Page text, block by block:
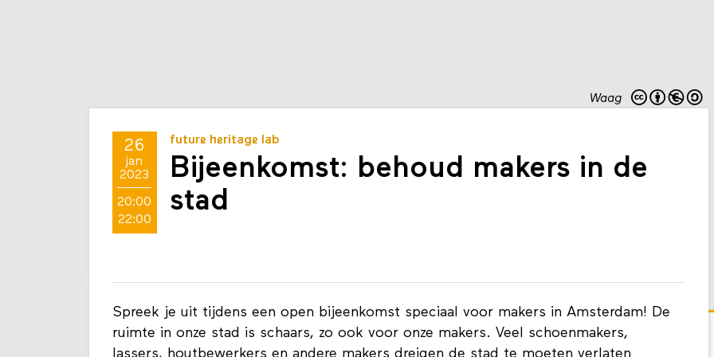
Waag
26
jan
2023
20:00
22:00
future heritage lab
Bijeenkomst: behoud makers in de
stad
Spreek je uit tijdens een open bijeenkomst speciaal voor makers in Amsterdam! De
ruimte in onze stad is schaars, zo ook voor onze makers. Veel schoenmakers,